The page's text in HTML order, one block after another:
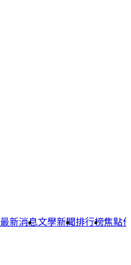
最新消息文學新聞排行榜焦點